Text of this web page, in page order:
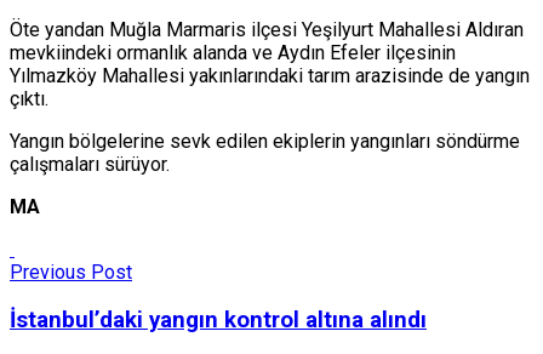
Öte yandan Muğla Marmaris ilçesi Yeşilyurt Mahallesi Aldıran
mevkiindeki ormanlık alanda ve Aydın Efeler ilçesinin
Yılmazköy Mahallesi yakınlarındaki tarım arazisinde de yangın
çıktı.
Yangın bölgelerine sevk edilen ekiplerin yangınları söndürme
çalışmaları sürüyor.
MA
Previous Post
İstanbul’daki yangın kontrol altına alındı